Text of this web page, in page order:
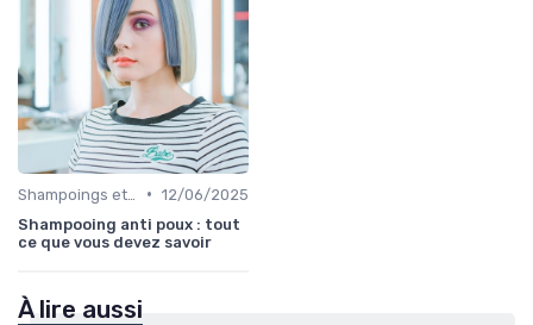
• 12/06/2025
Shampooing anti poux : tout
ce que vous devez savoir
À lire aussi